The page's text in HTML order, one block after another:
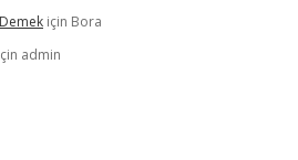
için Bora
admin